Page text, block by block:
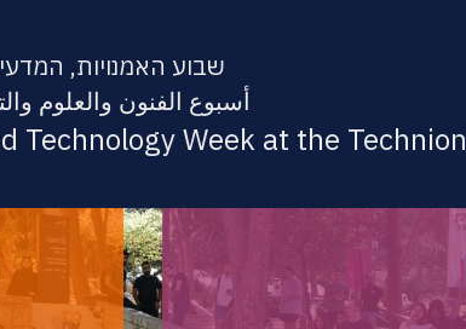
שבוע האמנויות,
أسبوع الفنون والعلوم
Technology Week at the Technion